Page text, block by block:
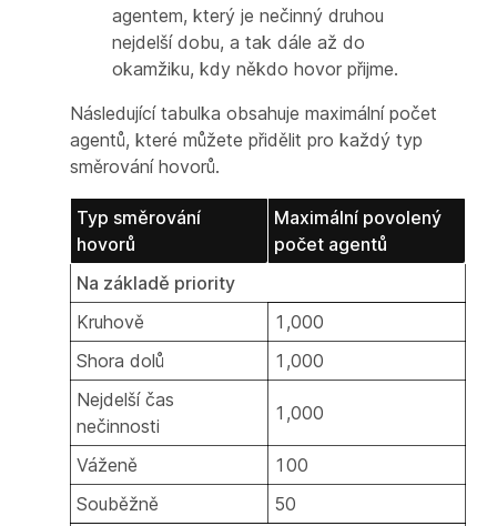
agentem, který je nečinný druhou
nejdelší dobu, a tak dále až do
okamžiku, kdy někdo hovor přijme.
Následující tabulka obsahuje maximální počet
agentů, které můžete přidělit pro každý typ
směrování hovorů.
Typ směrování
hovorů
Maximální povolený
počet agentů
Na základě priority
Kruhově
1,000
Shora dolů
1,000
Nejdelší čas
nečinnosti
1,000
Váženě
100
Souběžně
50